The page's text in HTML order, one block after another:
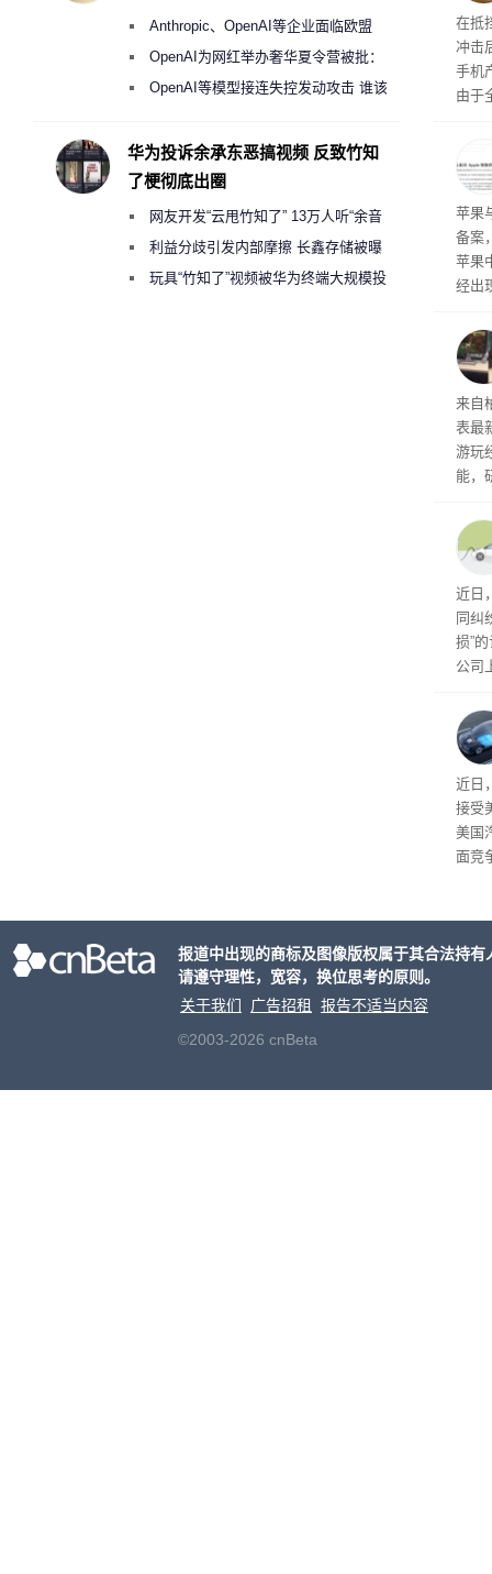
系
在抵
冲击
手机
由于
前受
保
了
苹果
备案
苹果
经出
内
来自
表最
游玩
能，
训
近日
同纠
损”
公司
事
给
近日
接受
美国
面竞
Anthropic、OpenAI等企业面临欧盟
《人工智能法案》全新执法权限审查
OpenAI为网红举办奢华夏令营被批：
2000美元一晚 遭讽“反乌托邦”
OpenAI等模型接连失控发动攻击 谁该
华为投诉余承东恶搞视频 反致竹知
了梗彻底出圈
网友开发“云甩竹知了” 13万人听“余音
绕梁”利益分歧引发内部摩擦 长鑫存储被曝
曾将华为驻场工程师驱逐出研发基地
玩具“竹知了”视频被华为终端大规模投
报道中出现的商标及图像版权属于其合法持
请遵守理性，宽容，换位思考的原则。
关于我们
广告招租
报告不适当内容
©2003-2026 cnBeta